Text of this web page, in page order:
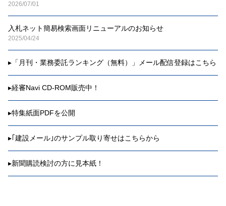
2026/07/01
入札ネット簡易検索画面リニューアルのお知らせ
2025/04/24
▸ 「月刊・業務委託ランキング（無料）」メール配信登録はこちら
▸経審Navi CD-ROM販売中！
▸特集紙面PDFを公開
▸｢建設メール｣のサンプル取り寄せはこちらから
▸新聞購読検討の方に見本紙！